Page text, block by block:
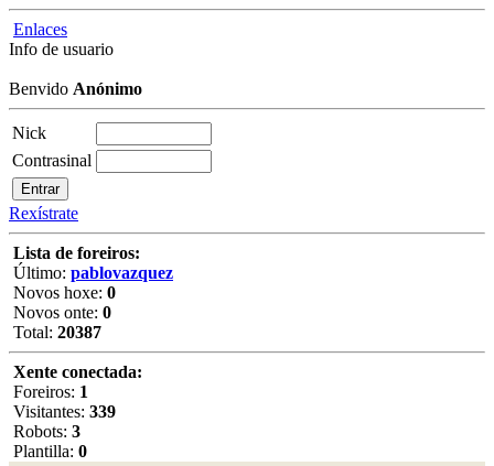
Enlaces
Info de usuario
Benvido Anónimo
Nick
Contrasinal
Rexístrate
Lista de foreiros:
Último: pablovazquez
Novos hoxe: 0
Novos onte: 0
Total: 20387
Xente conectada:
Foreiros: 1
Visitantes: 339
Robots: 3
Plantilla: 0